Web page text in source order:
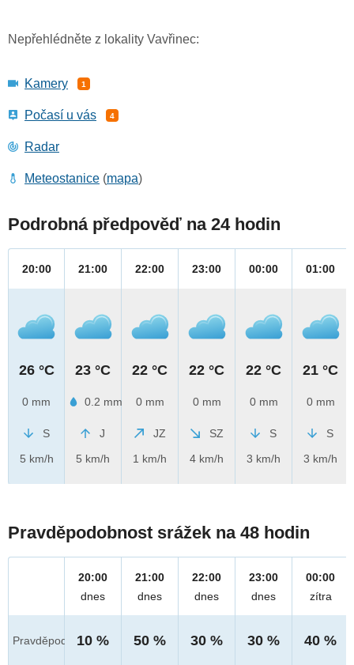
Nepřehlédněte z lokality Vavřinec:
Kamery 1
Počasí u vás 4
Radar
Meteostanice (mapa)
Podrobná předpověď na 24 hodin
20:00
26 °C
0 mm
S
5 km/h
21:00
23 °C
0.2 mm
J
5 km/h
22:00
22 °C
0 mm
JZ
1 km/h
23:00
22 °C
0 mm
SZ
4 km/h
00:00
22 °C
0 mm
S
3 km/h
01:00
21 °C
0 mm
S
3 km/h
Pravděpodobnost srážek na 48 hodin
Pravděpod.
20:00
dnes
10 %
21:00
dnes
50 %
22:00
dnes
30 %
23:00
dnes
30 %
00:00
zítra
40 %